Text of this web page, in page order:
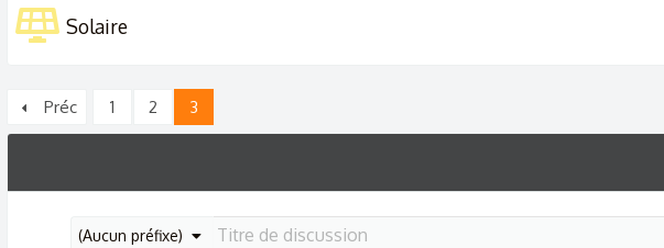
Solaire
Préc 1 2 3
(Aucun préfixe)